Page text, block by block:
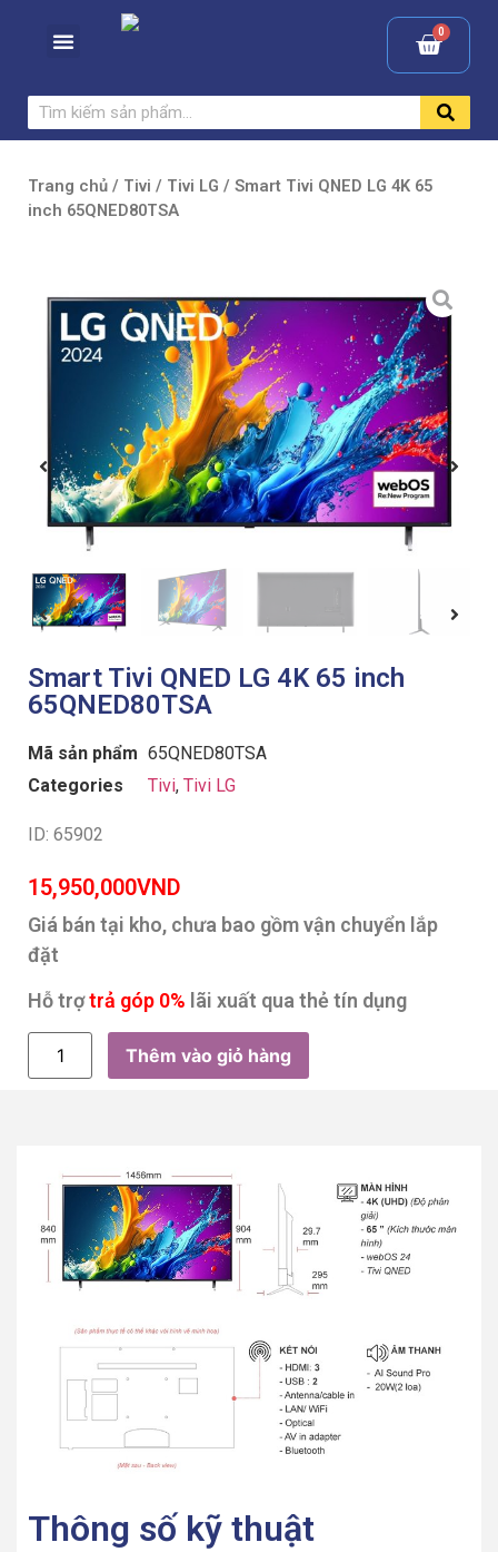
Trang chủ / Tivi / Tivi LG / Smart Tivi QNED LG 4K 65
inch 65QNED80TSA
Smart Tivi QNED LG 4K 65 inch
65QNED80TSA
Mã sản phẩm 65QNED80TSA
Categories
Tivi, Tivi LG
ID: 65902
15,950,000VND
Giá bán tại kho, chưa bao gồm vận chuyển lắp
đặt
Hỗ trợtrả góp 0% lãi xuất qua thẻ tín dụng
Thêm vào giỏ hàng
Thông số kỹ thuật